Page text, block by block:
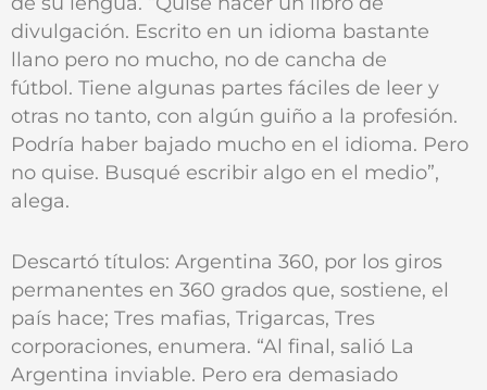
divulgación. Escrito en un idioma bastante
llano pero no mucho, no de cancha de
fútbol. Tiene algunas partes fáciles de leer y
otras no tanto, con algún guiño a la profesión.
Podría haber bajado mucho en el idioma. Pero
no quise. Busqué escribir algo en el medio”,
alega.
Descartó títulos: Argentina 360, por los giros
permanentes en 360 grados que, sostiene, el
país hace; Tres mafias, Trigarcas, Tres
corporaciones, enumera. “Al final, salió La
Argentina inviable. Pero era demasiado